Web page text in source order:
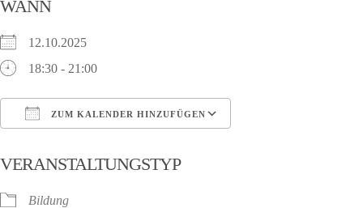
WANN
12.10.2025
18:30 - 21:00
ZUM KALENDER HINZUFÜGEN
VERANSTALTUNGSTYP
Bildung